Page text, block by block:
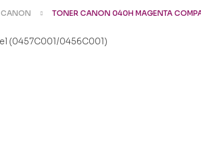
CANON TONER CANON 040H MAGENTA